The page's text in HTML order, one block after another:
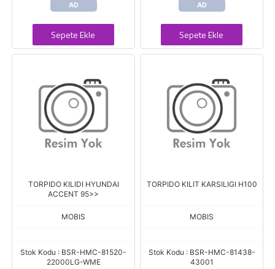
AD
Sepete Ekle
AD
Sepete Ekle
TORPIDO KILIDI HYUNDAI
ACCENT 95>>
MOBIS
Stok Kodu : BSR-HMC-81520-
22000LG-WME
TORPIDO KILIT KARSILIGI H100
MOBIS
Stok Kodu : BSR-HMC-81438-
43001